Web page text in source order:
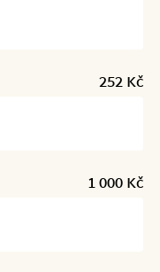
252 Kč
1 000 Kč